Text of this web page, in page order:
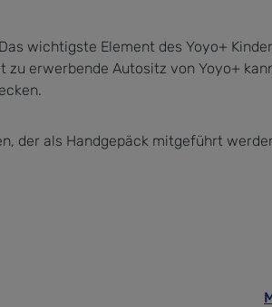
wichtigste Element des Yoyo+
erwerbende Autositz von Yoyo+
der als Handgepäck mitgeführt